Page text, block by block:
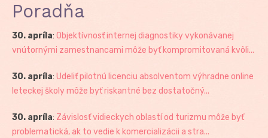
Poradňa
30. apríla: Objektívnosť internej diagnostiky vykonávanej
vnútornými zamestnancami môže byť kompromitovaná kvôli...
30. apríla: Udeliť pilotnú licenciu absolventom výhradne online
leteckej školy môže byť riskantné bez dostatočný...
30. apríla: Závislosť vidieckych oblastí od turizmu môže byť
problematická, ak to vedie k komercializácii a stra...